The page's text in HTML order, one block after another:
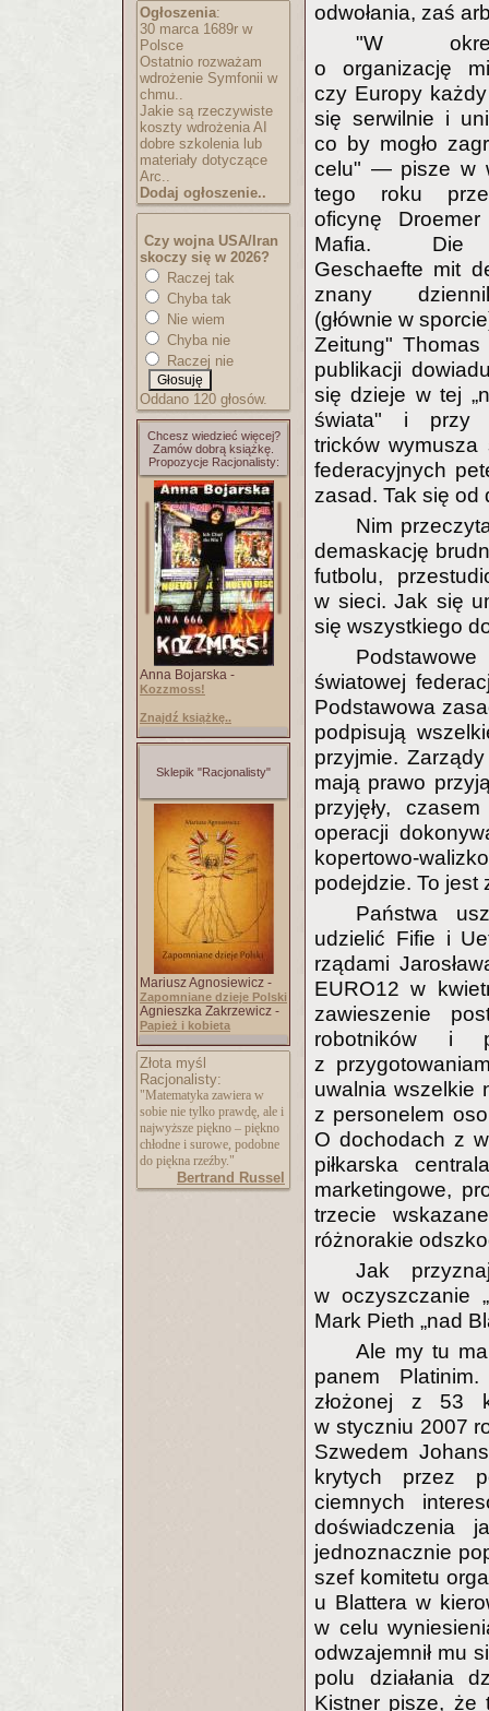
Ogłoszenia:
30 marca 1689r w
Polsce
Ostatnio rozważam
wdrożenie Symfonii w
chmu..
Jakie są rzeczywiste
koszty wdrożenia AI
dobre szkolenia lub
materiały dotyczące
Arc..
Dodaj ogłoszenie..
Czy wojna USA/Iran
skoczy się w 2026?
Raczej tak
Chyba tak
Nie wiem
Chyba nie
Raczej nie
Oddano 120 głosów.
Chcesz wiedzieć więcej?
Zamów dobrą książkę.
Propozycje Racjonalisty:
Anna Bojarska -
Kozzmoss!
Znajdź książkę..
Sklepik "Racjonalisty"
Mariusz Agnosiewicz -
Zapomniane dzieje Polski
Agnieszka Zakrzewicz -
Papież i kobieta
Złota myśl
Racjonalisty:
"Matematyka zawiera w
sobie nie tylko prawdę, ale i
najwyższe piękno – piękno
chłodne i surowe, podobne
do piękna rzeźby."
Bertrand Russel
odwołania, zaś
"W
o organizację
czy Europy
się serwilnie i
co by mogło
celu" — pisze w
tego roku
oficynę
Mafia. Die
Geschaefte mit
znany
(głównie w
Zeitung"
publikacji
się dzieje w tej
świata" i przy
tricków
federacyjnych
zasad. Tak się od
Nim
demaskację
futbolu,
w sieci. Jak się
się wszystkiego
światowej
Podstawowa
podpisują
przyjmie.
mają prawo
przyjęły,
operacji
kopertowo-
podejdzie. To jest
Państwa
udzielić Fifie i
rządami
EURO12 w
zawieszenie
robotników i
z
uwalnia wszelkie
z personelem
O dochodach z
piłkarska
marketingowe,
trzecie
różnorakie
Jak
w oczyszczanie
Mark Pieth „nad
Ale my tu
panem
złożonej z 53
w styczniu 2007
Szwedem
krytych przez
ciemnych
doświadczenia
jednoznacznie
szef komitetu
u Blattera w
w celu
odwzajemnił mu
polu działania
Kistner pisze, że